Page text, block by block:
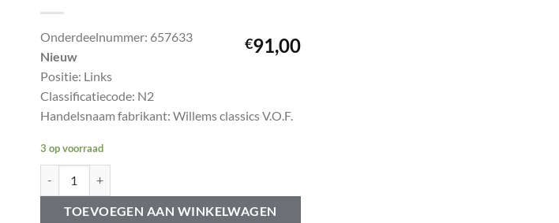
€91,00
Onderdeelnummer: 657633
Nieuw
Positie: Links
Classificatiecode: N2
Handelsnaam fabrikant: Willems classics V.O.F.
3 op voorraad
TOEVOEGEN AAN WINKELWAGEN